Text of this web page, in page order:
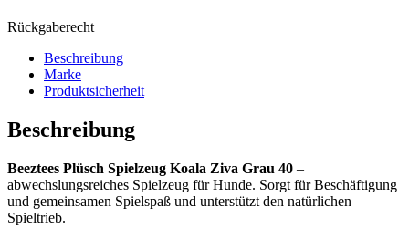
Rückgaberecht
Beschreibung
Marke
Produktsicherheit
Beschreibung
Beeztees Plüsch Spielzeug Koala Ziva Grau 40 –
abwechslungsreiches Spielzeug für Hunde. Sorgt für Beschäftigung
und gemeinsamen Spielspaß und unterstützt den natürlichen
Spieltrieb.